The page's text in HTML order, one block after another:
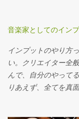
ます。 あとチューニ
ありません。大好き
じ。 ただ、もしそれ
がないよねって話な
構造の面でも5弦ベ
の使い分けやギター
地球の裏側から来て
いる。ギターシステ
外に出している。た
ーアンプを持ち込ん
音楽家としてのイン
インプットのやり方
い。クリエイター全
んで、自分のやって
りあえず、全てを真